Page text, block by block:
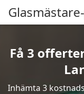
Få 3
Inhämta 3